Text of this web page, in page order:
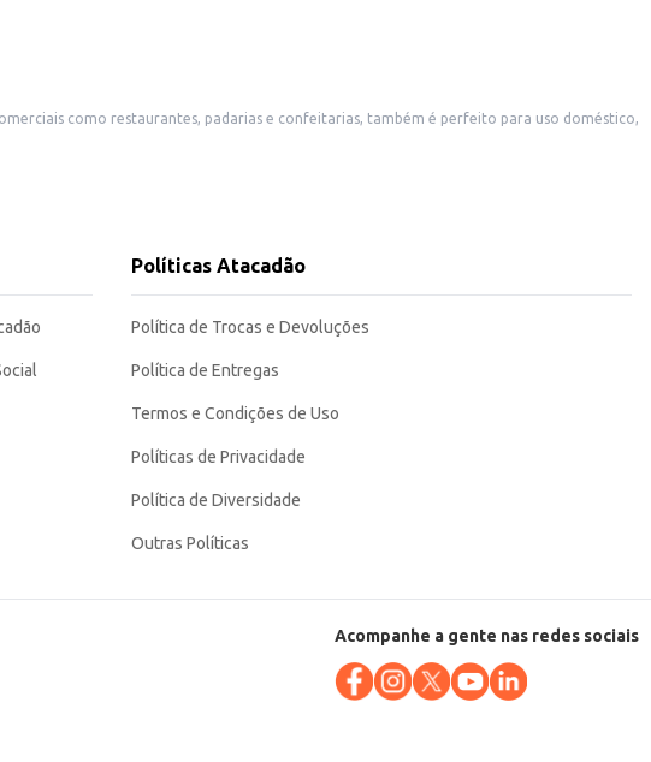
como restaurantes, padarias e confeitarias, também é perfeito para uso doméstico,
suas preparações, seja para revenda ou uso próprio. Sua embalagem de 20g garante o
Políticas Atacadão
Política de Trocas e Devoluções
Política de Entregas
Termos e Condições de Uso
Políticas de Privacidade
Política de Diversidade
Outras Políticas
Acompanhe a gente nas redes sociais